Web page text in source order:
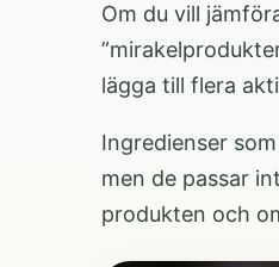
Om du vill
lägga till flera
Ingredienser
men de passar
produkten och